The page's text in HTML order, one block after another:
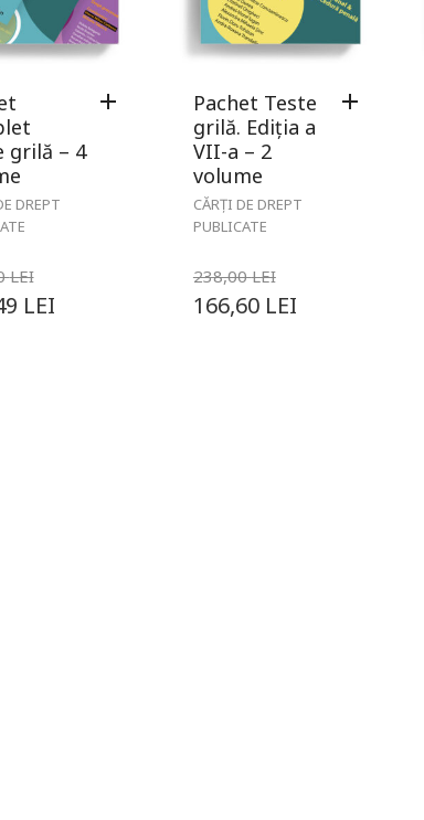
grilă – 4
DREPT
LEI
LEI
Pachet Teste
grilă. Ediția a
VII-a – 2
volume
CĂRȚI DE DREPT
PUBLICATE
238,00LEI
166,60 LEI